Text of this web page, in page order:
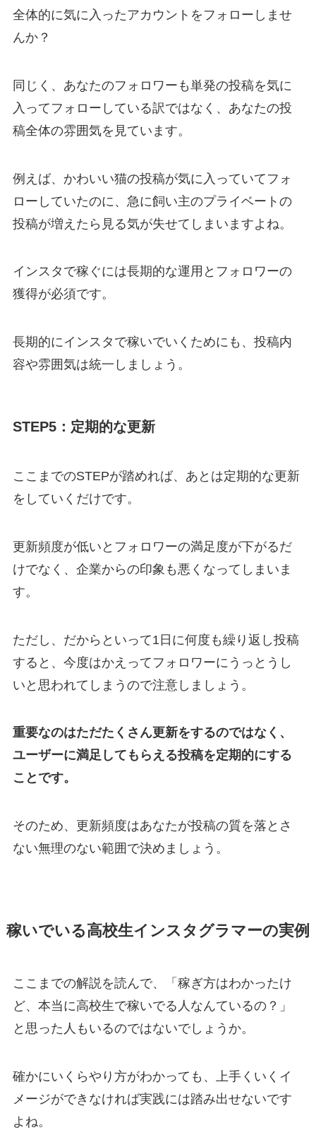
全体的に気に入ったアカウントをフォローしませ
んか？
同じく、あなたのフォロワーも単発の投稿を気に
入ってフォローしている訳ではなく、あなたの投
稿全体の雰囲気を見ています。
例えば、かわいい猫の投稿が気に入っていてフォ
ローしていたのに、急に飼い主のプライベートの
投稿が増えたら見る気が失せてしまいますよね。
インスタで稼ぐには長期的な運用とフォロワーの
獲得が必須です。
長期的にインスタで稼いでいくためにも、投稿内
容や雰囲気は統一しましょう。
STEP5：定期的な更新
ここまでのSTEPが踏めれば、あとは定期的な更新
をしていくだけです。
更新頻度が低いとフォロワーの満足度が下がるだ
けでなく、企業からの印象も悪くなってしまいま
す。
ただし、だからといって1日に何度も繰り返し投稿
すると、今度はかえってフォロワーにうっとうし
いと思われてしまうので注意しましょう。
重要なのはただたくさん更新をするのではなく、
ユーザーに満足してもらえる投稿を定期的にする
ことです。
そのため、更新頻度はあなたが投稿の質を落とさ
ない無理のない範囲で決めましょう。
稼いでいる高校生インスタグラマーの実例
ここまでの解説を読んで、「稼ぎ方はわかったけ
ど、本当に高校生で稼いでる人なんているの？」
と思った人もいるのではないでしょうか。
確かにいくらやり方がわかっても、上手くいくイ
メージができなければ実践には踏み出せないです
よね。